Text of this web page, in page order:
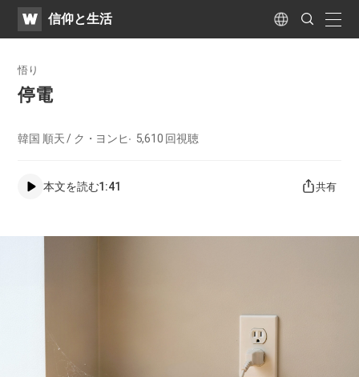
WATV​信仰と生活 Language
Search
Submit
悟り
停電
韓国 順天 / ク・ヨンヒ 5,610 回視聴
本文を読む1:41 共有